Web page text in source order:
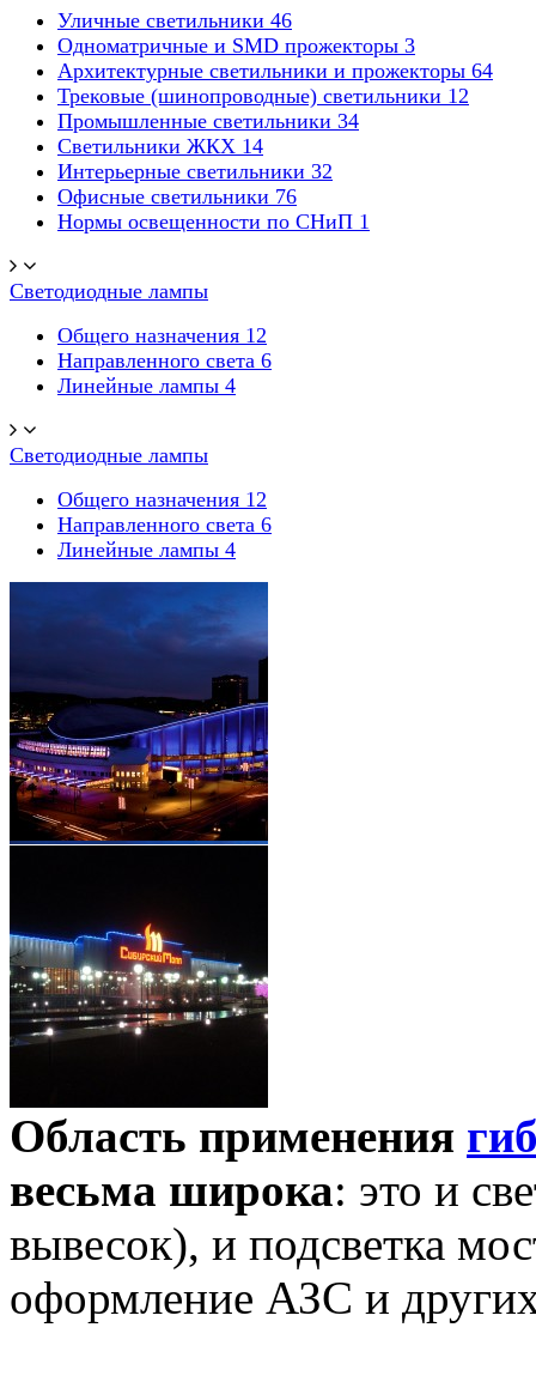
Уличные светильники 46
Одноматричные и SMD прожекторы 3
Архитектурные светильники и прожекторы 64
Трековые (шинопроводные) светильники 12
Промышленные светильники 34
Светильники ЖКХ 14
Интерьерные светильники 32
Офисные светильники 76
Нормы освещенности по СНиП 1
Светодиодные лампы
Общего назначения 12
Направленного света 6
Линейные лампы 4
Светодиодные лампы
Общего назначения 12
Направленного света 6
Линейные лампы 4
Область применения
весьма широка: это и
вывесок), и подсветка
оформление АЗС и